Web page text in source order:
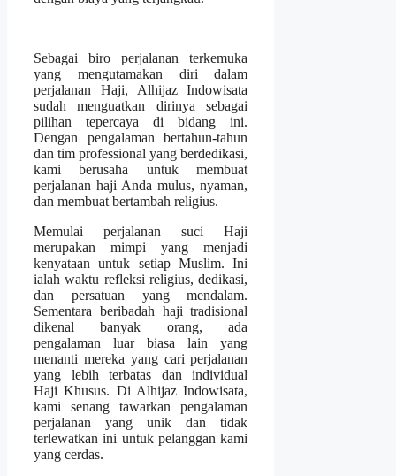
Sebagai biro perjalanan terkemuka
yang mengutamakan diri dalam
perjalanan Haji, Alhijaz Indowisata
sudah menguatkan dirinya sebagai
pilihan tepercaya di bidang ini.
Dengan pengalaman bertahun-tahun
dan tim professional yang berdedikasi,
kami berusaha untuk membuat
perjalanan haji Anda mulus, nyaman,
dan membuat bertambah religius.
Memulai perjalanan suci Haji
merupakan mimpi yang menjadi
kenyataan untuk setiap Muslim. Ini
ialah waktu refleksi religius, dedikasi,
dan persatuan yang mendalam.
Sementara beribadah haji tradisional
dikenal banyak orang, ada
pengalaman luar biasa lain yang
menanti mereka yang cari perjalanan
yang lebih terbatas dan individual
Haji Khusus. Di Alhijaz Indowisata,
kami senang tawarkan pengalaman
perjalanan yang unik dan tidak
terlewatkan ini untuk pelanggan kami
yang cerdas.